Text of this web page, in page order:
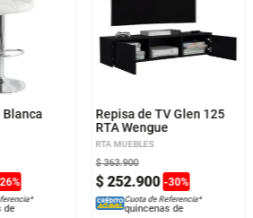
Blanca
26%
de
Repisa de TV Glen 125
RTA Wengue
RTA MUEBLES
$ 252.900 -30%
$ 363.900
Cuota de Referencia*
quincenas de